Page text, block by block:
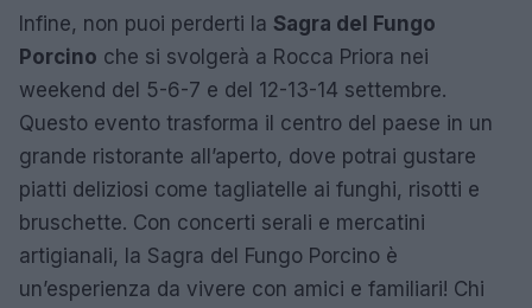
Infine, non puoi perderti la Sagra del Fungo
Porcino che si svolgerà a Rocca Priora nei
weekend del 5-6-7 e del 12-13-14 settembre.
Questo evento trasforma il centro del paese in un
grande ristorante all’aperto, dove potrai gustare
piatti deliziosi come tagliatelle ai funghi, risotti e
bruschette. Con concerti serali e mercatini
artigianali, la Sagra del Fungo Porcino è
un’esperienza da vivere con amici e familiari! Chi